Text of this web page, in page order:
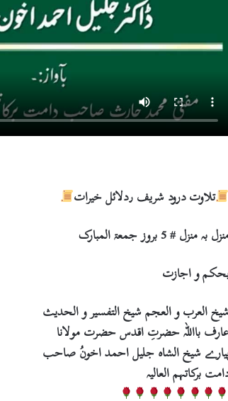
تلاوت درود شریف ٫دلائل خیرات
بہ منزل # 5 بروز جمعۃ المبارک
و اجازت
العرب و العجم شیخ التفسیر و الحدیث
بااللہ حضرتِ اقدس حضرت مولانا
شیخ الشاہ جلیل احمد اخونُ صاحب
برکاتہم العالیہ